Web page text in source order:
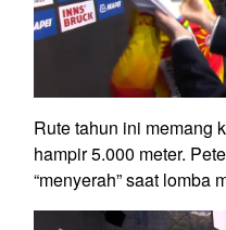
Rute tahun ini memang
hampir 5.000 meter.
“menyerah” saat lomba